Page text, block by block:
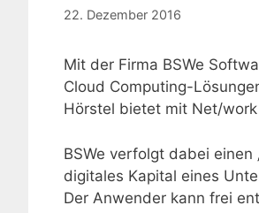
22. Dezember 2016
Mit der Firma BSWe
Cloud Computing-
Hörstel bietet mit Net/
BSWe verfolgt dabei einen
digitales Kapital eines
Der Anwender kann frei